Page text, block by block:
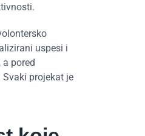
uspesi i
pored
projekat je